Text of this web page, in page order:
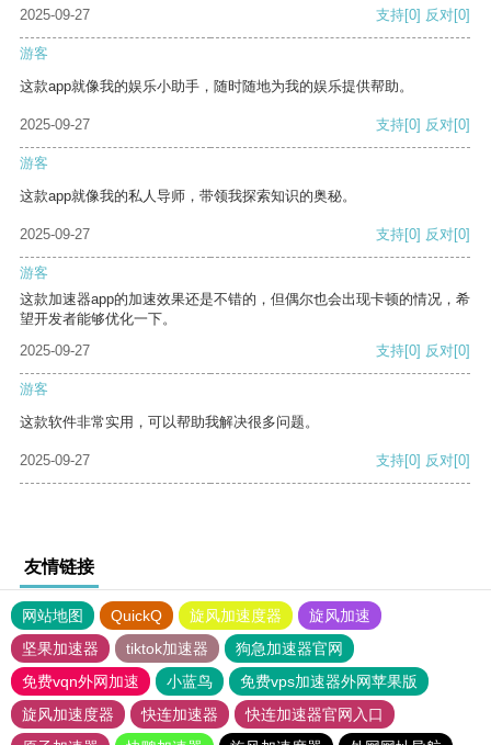
2025-09-27 支持[0] 反对[0]
游客
这款app就像我的娱乐小助手，随时随地为我的娱乐提供帮助。
2025-09-27 支持[0] 反对[0]
游客
这款app就像我的私人导师，带领我探索知识的奥秘。
2025-09-27 支持[0] 反对[0]
游客
这款加速器app的加速效果还是不错的，但偶尔也会出现卡顿的情况，希
望开发者能够优化一下。
2025-09-27
支持[0] 反对[0]
游客
这款软件非常实用，可以帮助我解决很多问题。
2025-09-27 支持[0] 反对[0]
友情链接
网站地图 QuickQ 旋风加速度器
旋风加速
坚果加速器
tiktok加速器
狗急加速器官网
免费vqn外网加速
小蓝鸟
免费vps加速器外网苹果版
旋风加速度器
快连加速器
快连加速器官网入口